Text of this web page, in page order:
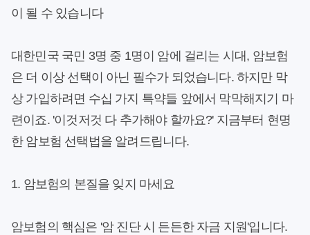
이 될 수 있습니다
대한민국 국민 3명 중 1명이 암에 걸리는 시대, 암보험
은 더 이상 선택이 아닌 필수가 되었습니다. 하지만 막
상 가입하려면 수십 가지 특약들 앞에서 막막해지기 마
련이죠. '이것저것 다 추가해야 할까요?' 지금부터 현명
한 암보험 선택법을 알려드립니다.
1. 암보험의 본질을 잊지 마세요
암보험의 핵심은 '암 진단 시 든든한 자금 지원'입니다.